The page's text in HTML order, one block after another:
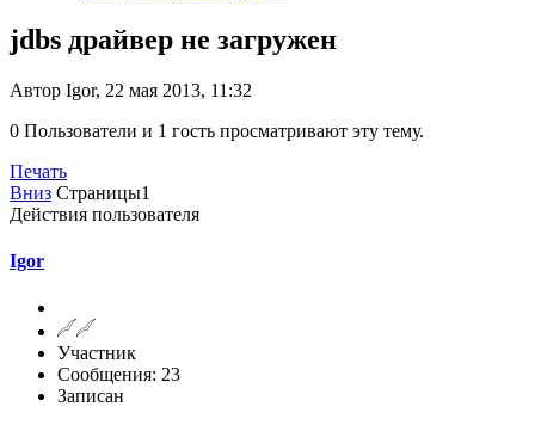
jdbs драйвер не загружен
Автор Igor, 22 мая 2013, 11:32
0 Пользователи и 1 гость просматривают эту тему.
Печать
Вниз Страницы1
Действия пользователя
Igor
Участник
Сообщения: 23
Записан